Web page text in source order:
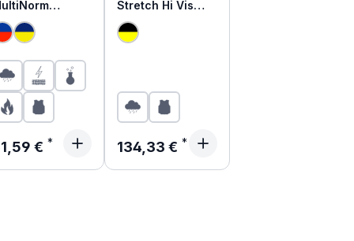
Latzhose
Preis:
€
Stretch Hi Vis
Warnschutz Hose
4WS-5083
Regulärer Preis:
134,33 €